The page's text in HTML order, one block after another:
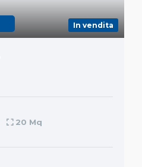
In vendita
20 Mq